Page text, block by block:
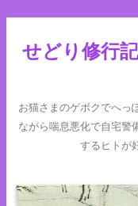
せどり修行
お猫さまのゲボクでへっ
ながら喘息悪化で自宅警
するヒトが